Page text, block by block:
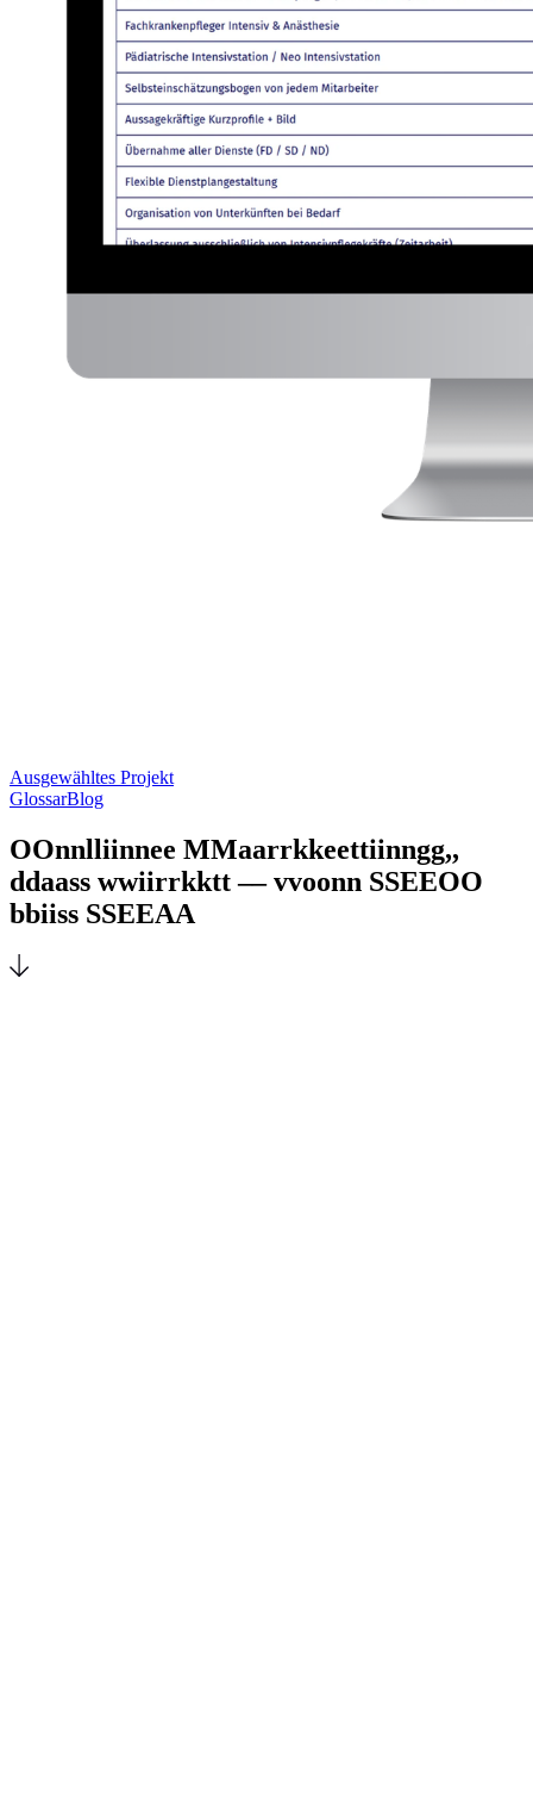
Ausgewähltes Projekt
GlossarBlog
OOnnlliinnee MMaarrkkeettiinngg,,
ddaass wwiirrkktt –– vvoonn SSEEOO
bbiiss SSEEAA